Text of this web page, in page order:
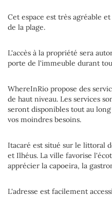
Cet espace est très agréable
de la plage.
L'accès à la propriété sera
porte de l'immeuble durant
WhereInRio propose des
de haut niveau. Les services
seront disponibles tout au
vos moindres besoins.
Itacaré est situé sur le littoral
et Ilhéus. La ville favorise
apprécier la capoeira, la
L'adresse est facilement